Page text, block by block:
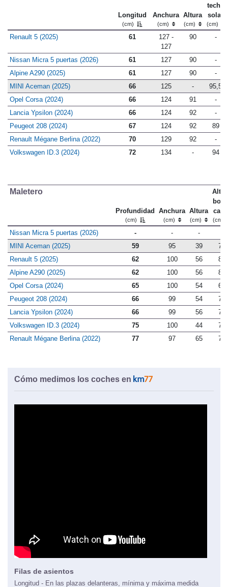
Longitud
(cm)
Anchura
(cm)
Altura
(cm)
techo
solar
(cm)
Renault 5 (2025) 61
127 -
127
90 -
Nissan Micra 5 puertas (2026) 61 127 90
-
Alpine A290 (2025)
61 127 90
-
MINI Aceman (2025)
66 125 -
95,5
Opel Corsa (2024)
66 124 91
-
Lancia Ypsilon (2024)
66 124 92
-
Peugeot 208 (2024)
67 124 92
89
Renault Mégane Berlina (2022)
70 129 92
-
Volkswagen ID.3 (2024)
72 134 - 94
Maletero
Profundidad
(cm)
Anchura
(cm)
Altura
(cm) (cm)
Nissan Micra 5 puertas (2026) - - -
MINI Aceman (2025)
59 95 39
78
Renault 5 (2025)
62 100 56
80
Alpine A290 (2025)
62 100 56
80
Opel Corsa (2024)
65 100 54
69
Peugeot 208 (2024)
66 99 54
70
Lancia Ypsilon (2024)
66 99 56
71
Volkswagen ID.3 (2024)
75 100 44
76
Renault Mégane Berlina (2022)
77 97 65 79
Cómo medimos los coches en
Filas de asientos
Longitud - En las plazas delanteras, mínima y máxima medida